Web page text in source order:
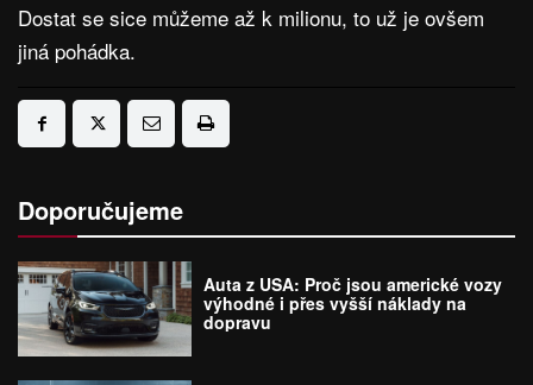
Dostat se sice můžeme až k milionu, to už je ovšem
jiná pohádka.
Doporučujeme
Auta z USA: Proč jsou americké vozy
výhodné i přes vyšší náklady na
dopravu